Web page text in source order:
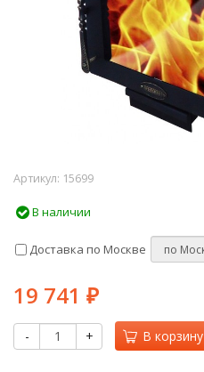
Артикул: 15699
В наличии
Доставка по Москве
19 741 ₽
- + В корзину